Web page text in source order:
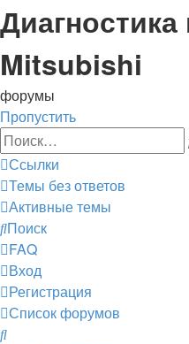
Mitsubishi
форумы
Пропустить
Ссылки
Темы без ответов
Активные темы
Поиск
FAQ
Вход
Регистрация
Список форумов
Поиск